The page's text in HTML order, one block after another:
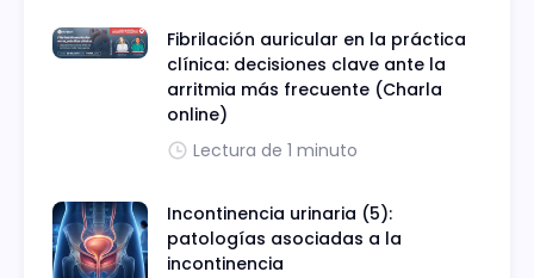
Fibrilación auricular en la práctica
clínica: decisiones clave ante la
arritmia más frecuente (Charla
online)
Lectura de 1 minuto
Incontinencia urinaria (5):
patologías asociadas a la
incontinencia